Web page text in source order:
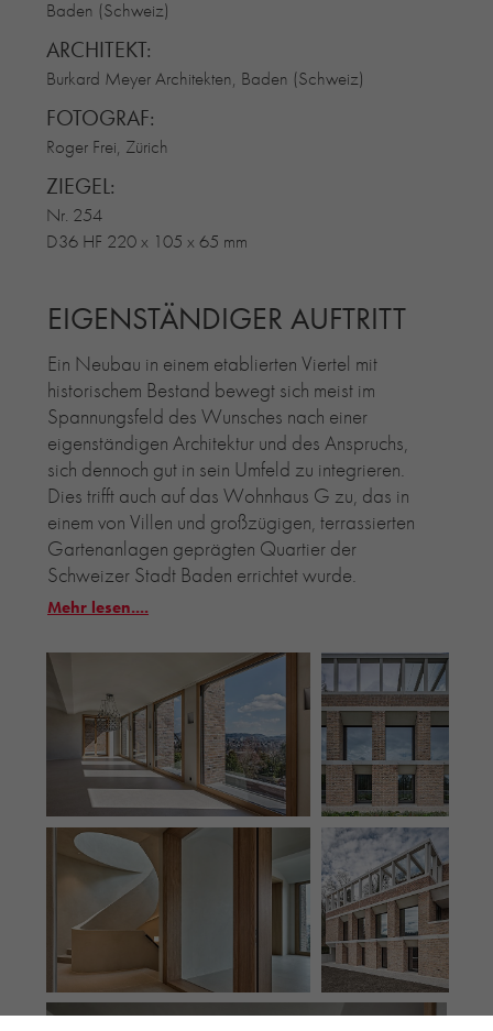
Baden (Schweiz)
ARCHITEKT:
Burkard Meyer Architekten, Baden (Schweiz)
FOTOGRAF:
Roger Frei, Zürich
ZIEGEL:
Nr. 254
D36 HF 220 x 105 x 65 mm
EIGENSTÄNDIGER AUFTRITT
Ein Neubau in einem etablierten Viertel mit
historischem Bestand bewegt sich meist im
Spannungsfeld des Wunsches nach einer
eigenständigen Architektur und des Anspruchs,
sich dennoch gut in sein Umfeld zu integrieren.
Dies trifft auch auf das Wohnhaus G zu, das in
einem von Villen und großzügigen, terrassierten
Gartenanlagen geprägten Quartier der
Schweizer Stadt Baden errichtet wurde.
Mehr lesen....